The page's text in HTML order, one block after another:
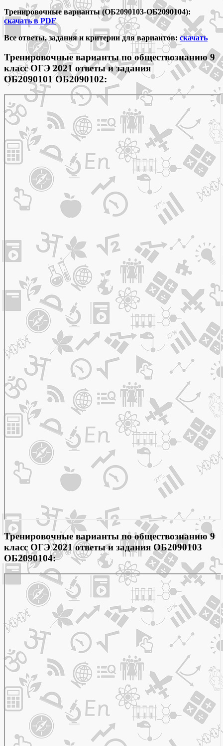
Тренировочные варианты (ОБ2090103-ОБ2090104):
скачать в PDF
Все ответы, задания и критерии для вариантов: скачать
Тренировочные варианты по обществознанию 9
класс ОГЭ 2021 ответы и задания
ОБ2090101ОБ2090102:
Тренировочные варианты по обществознанию 9
класс ОГЭ 2021 ответы и задания ОБ2090103
ОБ2090104: